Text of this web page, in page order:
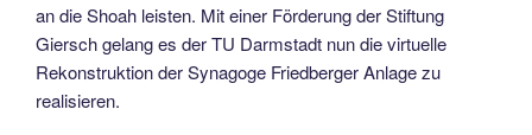
an die Shoah leisten. Mit einer Förderung der Stiftung
Giersch gelang es der TU Darmstadt nun die virtuelle
Rekonstruktion der Synagoge Friedberger Anlage zu
realisieren.